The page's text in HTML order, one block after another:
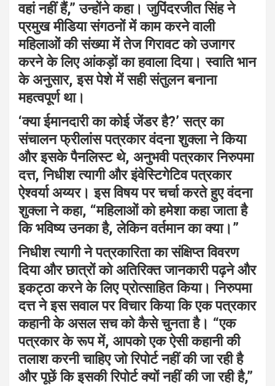
वहां नहीं हैं,” उन्होंने कहा। जुपिंदरजीत सिंह ने
प्रमुख मीडिया संगठनों में काम करने वाली
महिलाओं की संख्या में तेज गिरावट को उजागर
करने के लिए आंकड़ों का हवाला दिया। स्वाति भान
के अनुसार, इस पेशे में सही संतुलन बनाना
महत्वपूर्ण था।
‘क्या ईमानदारी का कोई जेंडर है?’ सत्र का
संचालन फ्रीलांस पत्रकार वंदना शुक्ला ने किया
और इसके पैनलिस्ट थे, अनुभवी पत्रकार निरुपमा
दत्त, निधीश त्यागी और इंवेस्टिगेटिव पत्रकार
ऐश्वर्या अय्यर। इस विषय पर चर्चा करते हुए वंदना
शुक्ला ने कहा, “महिलाओं को हमेशा कहा जाता है
कि भविष्य उनका है, लेकिन वर्तमान का क्या।”
निधीश त्यागी ने पत्रकारिता का संक्षिप्त विवरण
दिया और छात्रों को अतिरिक्त जानकारी पढ़ने और
इकट्ठा करने के लिए प्रोत्साहित किया। निरुपमा
दत्त ने इस सवाल पर विचार किया कि एक पत्रकार
कहानी के असल सच को कैसे चुनता है। “एक
पत्रकार के रूप में, आपको एक ऐसी कहानी की
तलाश करनी चाहिए जो रिपोर्ट नहीं की जा रही है
और पूछें कि इसकी रिपोर्ट क्यों नहीं की जा रही है,”